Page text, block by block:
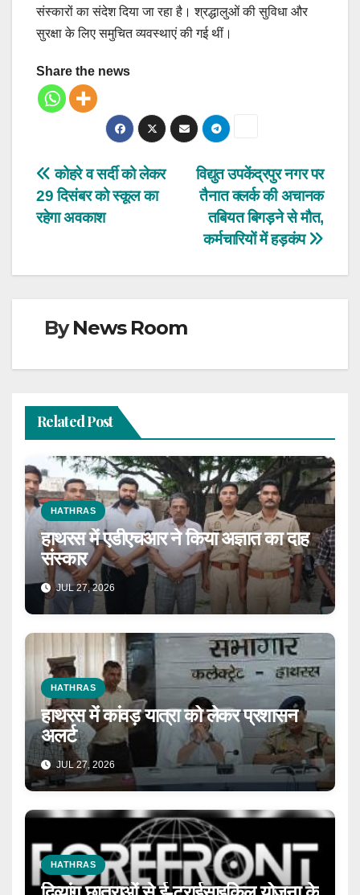
संस्कारों का संदेश दिया जा रहा है। श्रद्धालुओं की सुविधा और
सुरक्षा के लिए समुचित व्यवस्थाएं की गई थीं।
Share the news
Post
navigation
विद्युत उपकेंद्रपुर नगर पर
तैनात क्लर्क की अचानक
तबियत बिगड़ने से मौत,
कर्मचारियों में हड़कंप
कोहरे व सर्दी को लेकर
29 दिसंबर को स्कूल का
रहेगा अवकाश
ByNews Room
Related Post
HATHRAS
हाथरस में एडीएचआर ने किया अज्ञात का दाह
संस्कार
JUL 27, 2026
HATHRAS
हाथरस में कांवड़ यात्रा को लेकर प्रशासन
अलर्ट
JUL 27, 2026
HATHRAS